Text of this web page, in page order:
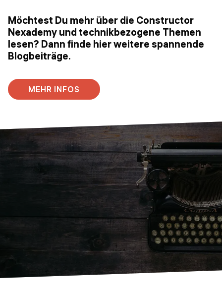
Möchtest Du mehr über die Constructor
Nexademy und technikbezogene Themen
lesen? Dann finde hier weitere spannende
Blogbeiträge.
MEHR INFOS